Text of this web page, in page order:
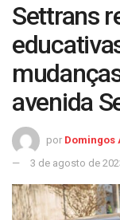
Settrans
avenida
por Domingos
3 de agosto de